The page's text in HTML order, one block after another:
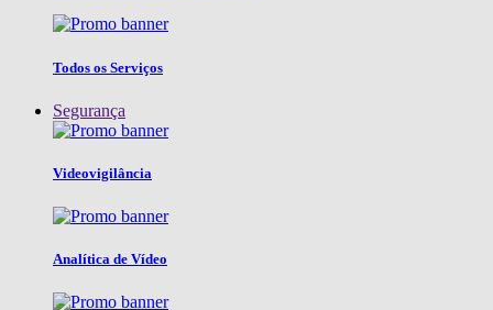
Todos os Serviços
Segurança
Videovigilância
Analítica de Vídeo